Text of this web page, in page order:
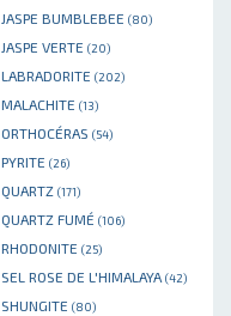
JASPE BUMBLEBEE (80)
JASPE VERTE (20)
LABRADORITE (202)
MALACHITE (13)
ORTHOCÉRAS (54)
PYRITE (26)
QUARTZ (171)
QUARTZ FUMÉ (106)
RHODONITE (25)
SEL ROSE DE L'HIMALAYA (42)
SHUNGITE (80)